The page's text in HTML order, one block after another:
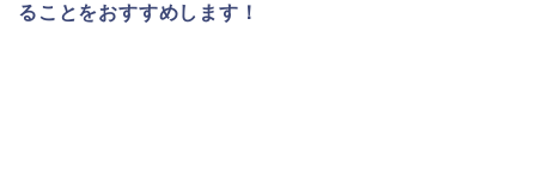
ることをおすすめします！